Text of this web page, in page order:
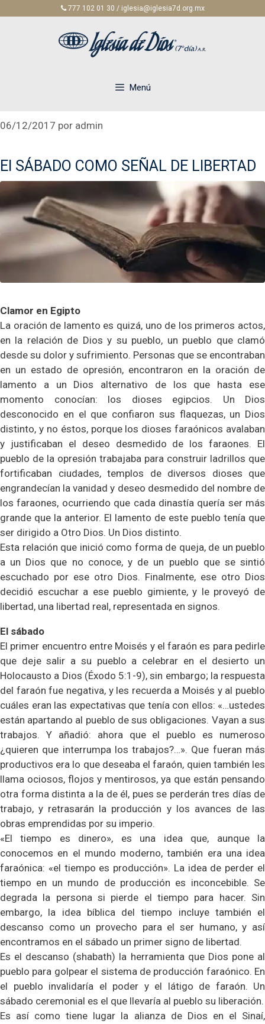
777 102 01 30 / iglesia@iglesia7d.org.mx
Menú
06/12/2017 por admin
El SÁBADO COMO SEÑAL DE LIBERTAD
Clamor en Egipto
La oración de lamento es quizá, uno de los primeros actos,
en la relación de Dios y su pueblo, un pueblo que clamó
desde su dolor y sufrimiento. Personas que se encontraban
en un estado de opresión, encontraron en la oración de
lamento a un Dios alternativo de los que hasta ese
momento conocían: los dioses egipcios. Un Dios
desconocido en el que confiaron sus flaquezas, un Dios
distinto, y no éstos, porque los dioses faraónicos avalaban
y justificaban el deseo desmedido de los faraones. El
pueblo de la opresión trabajaba para construir ladrillos que
fortificaban ciudades, templos de diversos dioses que
engrandecían la vanidad y deseo desmedido del nombre de
los faraones, ocurriendo que cada dinastía quería ser más
grande que la anterior. El lamento de este pueblo tenía que
ser dirigido a Otro Dios. Un Dios distinto.
Esta relación que inició como forma de queja, de un pueblo
a un Dios que no conoce, y de un pueblo que se sintió
escuchado por ese otro Dios. Finalmente, ese otro Dios
decidió escuchar a ese pueblo gimiente, y le proveyó de
libertad, una libertad real, representada en signos.
El sábado
El primer encuentro entre Moisés y el faraón es para pedirle
que deje salir a su pueblo a celebrar en el desierto un
Holocausto a Dios (Éxodo 5:1-9), sin embargo; la respuesta
del faraón fue negativa, y les recuerda a Moisés y al pueblo
cuáles eran las expectativas que tenía con ellos: «…ustedes
están apartando al pueblo de sus obligaciones. Vayan a sus
trabajos. Y añadió: ahora que el pueblo es numeroso
¿quieren que interrumpa los trabajos?…». Que fueran más
productivos era lo que deseaba el faraón, quien también les
llama ociosos, flojos y mentirosos, ya que están pensando
otra forma distinta a la de él, pues se perderán tres días de
trabajo, y retrasarán la producción y los avances de las
obras emprendidas por su imperio.
«El tiempo es dinero», es una idea que, aunque la
conocemos en el mundo moderno, también era una idea
faraónica: «el tiempo es producción». La idea de perder el
tiempo en un mundo de producción es inconcebible. Se
degrada la persona si pierde el tiempo para hacer. Sin
embargo, la idea bíblica del tiempo incluye también el
descanso como un provecho para el ser humano, y así
encontramos en el sábado un primer signo de libertad.
Es el descanso (shabath) la herramienta que Dios pone al
pueblo para golpear el sistema de producción faraónico. En
el pueblo invalidaría el poder y el látigo de faraón. Un
sábado ceremonial es el que llevaría al pueblo su liberación.
Es así como tiene lugar la alianza de Dios en el Sinaí,